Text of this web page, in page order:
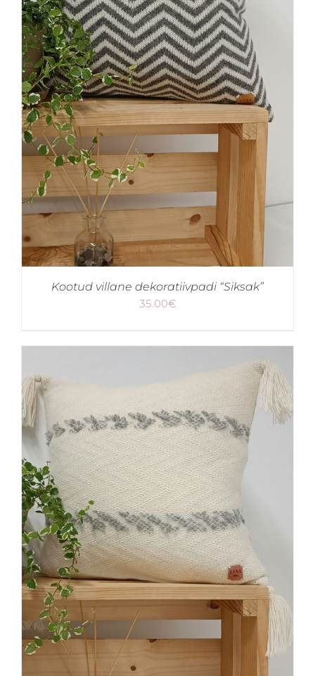
Kootud villane dekoratiivpadi “Siksak”
35.00€